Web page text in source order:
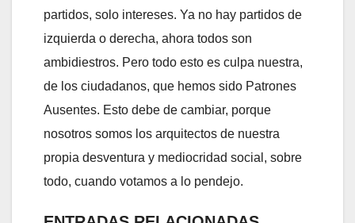
partidos, solo intereses. Ya no hay partidos de
izquierda o derecha, ahora todos son
ambidiestros. Pero todo esto es culpa nuestra,
de los ciudadanos, que hemos sido Patrones
Ausentes. Esto debe de cambiar, porque
nosotros somos los arquitectos de nuestra
propia desventura y mediocridad social, sobre
todo, cuando votamos a lo pendejo.